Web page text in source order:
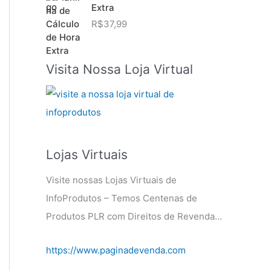
Extra
R$37,99
Visita Nossa Loja Virtual
Lojas Virtuais
Visite nossas Lojas Virtuais de
InfoProdutos – Temos Centenas de
Produtos PLR com Direitos de Revenda…
https://www.paginadevenda.com